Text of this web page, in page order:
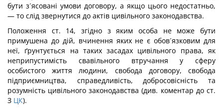
бути з´ясовані умови договору, а якщо цього недостатньо,
— то слід звернутися до актів цивільного законодавства.
Положення ст. 14, згідно з яким особа не може бути
примушена до дій, вчинення яких не є обов´язковим для
неї, ґрунтується на таких засадах цивільного права, як
неприпустимість свавільного втручання у сферу
особистого життя людини, свобода договору, свобода
підприємництва, справедливість, добросовісність та
розумність цивільного законодавства (див. коментар до ст.
З ЦК).